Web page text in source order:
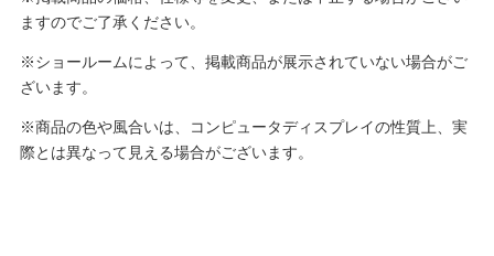
ますのでご了承ください。
※ショールームによって、掲載商品が展示されていない場合がご
ざいます。
※商品の色や風合いは、コンピュータディスプレイの性質上、実
際とは異なって見える場合がございます。